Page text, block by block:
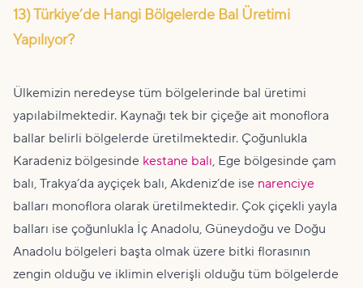
13) Türkiye’de Hangi Bölgelerde Bal Üretimi
Yapılıyor?
Ülkemizin neredeyse tüm bölgelerinde bal üretimi
yapılabilmektedir. Kaynağı tek bir çiçeğe ait monoflora
ballar belirli bölgelerde üretilmektedir. Çoğunlukla
Karadeniz bölgesinde kestane balı, Ege bölgesinde çam
balı, Trakya’da ayçiçek balı, Akdeniz’de ise narenciye
balları monoflora olarak üretilmektedir. Çok çiçekli yayla
balları ise çoğunlukla İç Anadolu, Güneydoğu ve Doğu
Anadolu bölgeleri başta olmak üzere bitki florasının
zengin olduğu ve iklimin elverişli olduğu tüm bölgelerde